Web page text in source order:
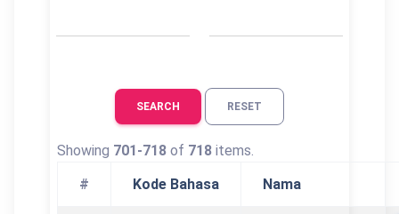
SEARCH RESET
Showing 701-718 of 718 items.
#
Kode Bahasa Nama